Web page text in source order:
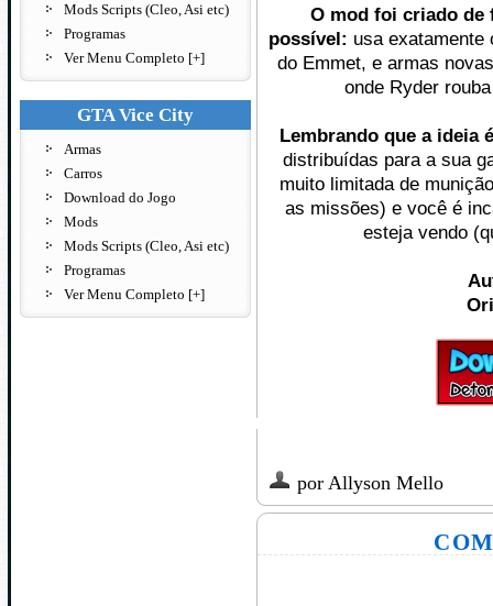
Mods Scripts (Cleo, Asi etc)
Programas
Ver Menu Completo [+]
GTA Vice City
Armas
Carros
Download do Jogo
Mods
Mods Scripts (Cleo, Asi etc)
Programas
Ver Menu Completo [+]
O mod foi criado de
possível: usa exatamente
do Emmet, e armas
onde Ryder
Lembrando que a ideia
distribuídas para a sua
muito limitada de
as missões) e você é
esteja vendo
por Allyson Mello